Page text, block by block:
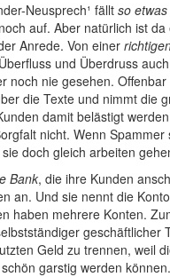
Neusprech¹ fällt so etwas
auf. Aber natürlich ist da
Anrede. Von einer
und Überdruss
noch nie gesehen.
die Texte und nimmt die
damit belästigt
nicht. Wenn Spammer
doch gleich arbeiten
Bank, die ihre Kunden
an. Und sie nennt die
haben mehrere Konten.
geschäftlicher
Geld zu trennen, weil
garstig werden können.